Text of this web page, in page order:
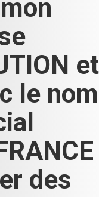
et
le nom
des